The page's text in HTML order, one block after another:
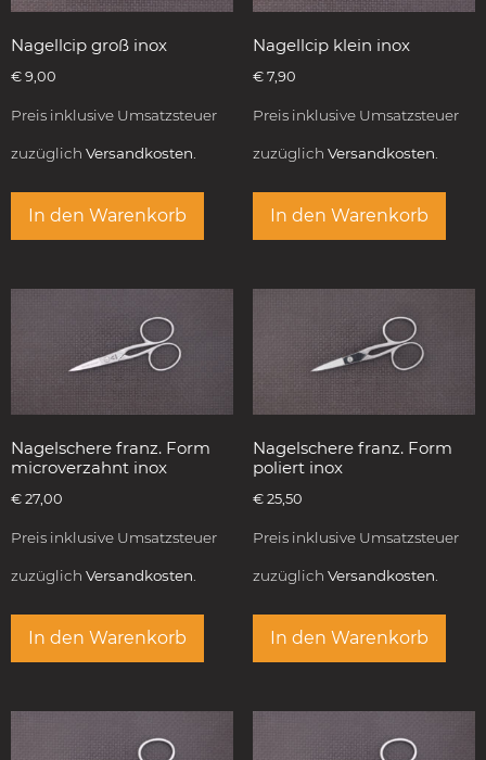
Nagellcip groß inox
€ 9,00
Preis inklusive Umsatzsteuer
zuzüglich Versandkosten.
In den Warenkorb
Nagellcip klein inox
€7,90
Preis inklusive Umsatzsteuer
zuzüglich Versandkosten.
In den Warenkorb
Nagelschere franz. Form
microverzahnt inox
€ 27,00
Preis inklusive Umsatzsteuer
zuzüglich Versandkosten.
In den Warenkorb
Nagelschere franz. Form
poliert inox
€25,50
Preis inklusive Umsatzsteuer
zuzüglich Versandkosten.
In den Warenkorb